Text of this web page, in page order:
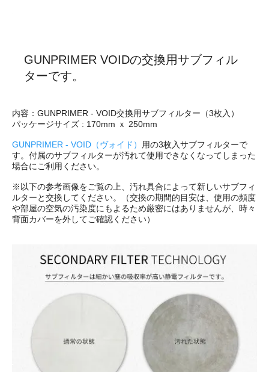
GUNPRIMER VOIDの交換用サブフィル
ターです。
内容：GUNPRIMER - VOID交換用サブフィルター（3枚入）
パッケージサイズ : 170mm ｘ 250mm
GUNPRIMER - VOID（ヴォイド） 用の3枚入サブフィルターで
す。付属のサブフィルターが汚れて使用できなくなってしまった
場合にご利用ください。
※以下の参考画像をご覧の上、汚れ具合によって新しいサブフィ
ルターと交換してください。（交換の期間的目安は、使用の頻度
や部屋の空気の汚染度にもよるため厳密にはありませんが、時々
背面カバーを外してご確認ください）